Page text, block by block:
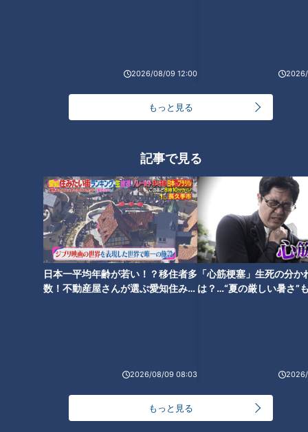
2026/08/09 12:00
もっと見る
記事で見る
日本一平均年齢が若い！？移住者多
数！不動産屋さんが選ぶ愛知住みた
2026/08/09 08:03
「心筋梗塞」生死の分か
は？…“夏の厳しい暑さ”
もっと見る
や貧困などで親と離れた若者た
ち 児童養護施設退所後に立ちは
だかる“18歳の壁”
ランキング
RANKING